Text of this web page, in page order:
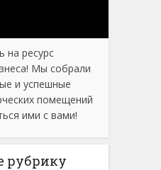
на ресурс
Мы собрали
и успешные
помещений
ими с вами!
рубрику